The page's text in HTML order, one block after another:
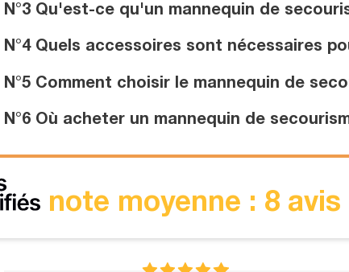
Qu'est-ce qu'un mannequin de
Quels accessoires sont nécessaires
Comment choisir le mannequin de
Où acheter un mannequin de
note moyenne : 8 avis